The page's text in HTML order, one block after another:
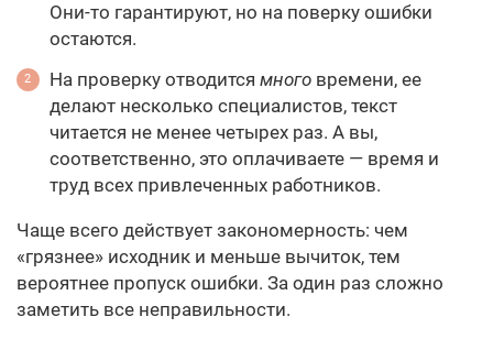
Они-то гарантируют, но на поверку ошибки
остаются.
На проверку отводится много времени, ее
делают несколько специалистов, текст
читается не менее четырех раз. А вы,
соответственно, это оплачиваете — время и
труд всех привлеченных работников.
Чаще всего действует закономерность: чем
«грязнее» исходник и меньше вычиток, тем
вероятнее пропуск ошибки. За один раз сложно
заметить все неправильности.